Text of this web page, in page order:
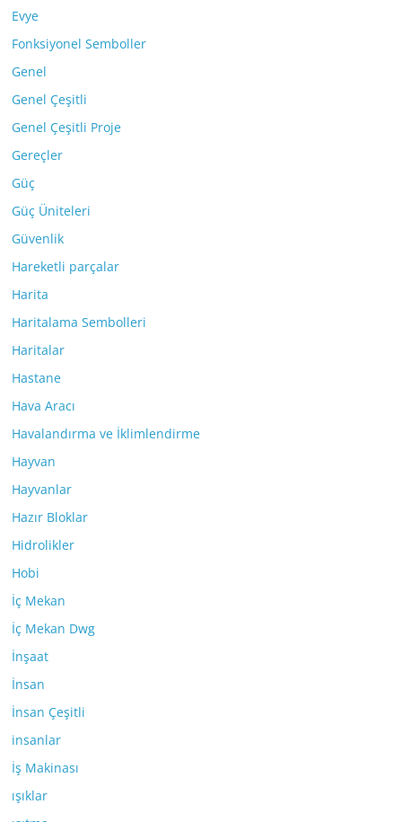
Evye
Fonksiyonel Semboller
Genel
Genel Çeşitli
Genel Çeşitli Proje
Gereçler
Güç
Güç Üniteleri
Güvenlik
Hareketli parçalar
Harita
Haritalama Sembolleri
Haritalar
Hastane
Hava Aracı
Havalandırma ve İklimlendirme
Hayvan
Hayvanlar
Hazır Bloklar
Hidrolikler
Hobi
İç Mekan
İç Mekan Dwg
İnşaat
İnsan
İnsan Çeşitli
insanlar
İş Makinası
ışıklar